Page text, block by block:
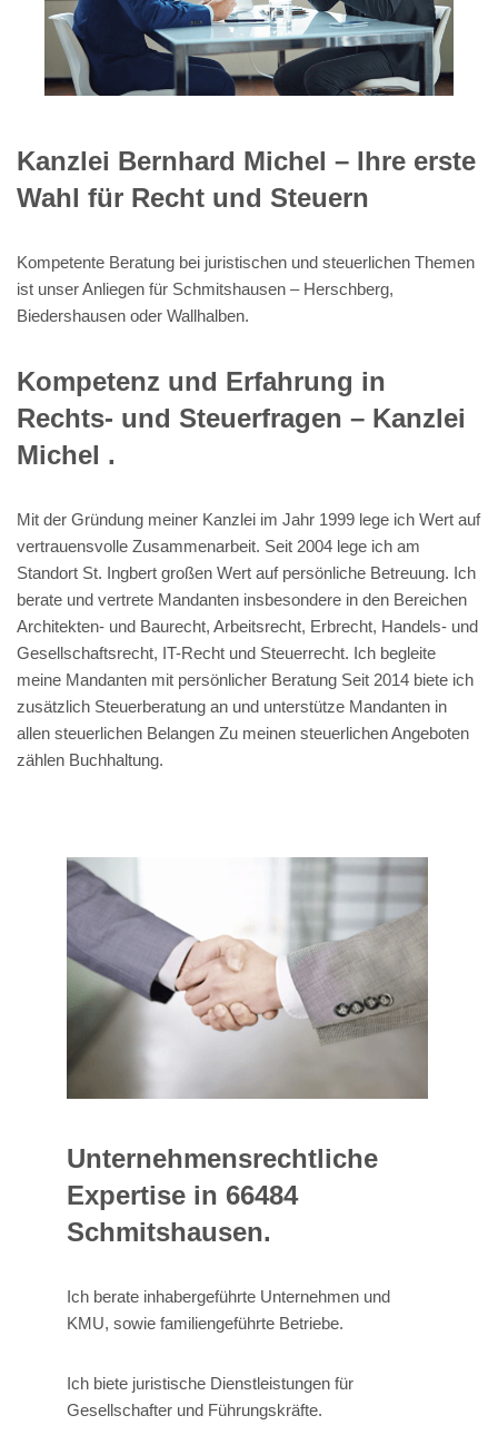
Kanzlei Bernhard Michel – Ihre erste
Wahl für Recht und Steuern
Kompetente Beratung bei juristischen und steuerlichen Themen
ist unser Anliegen für Schmitshausen – Herschberg,
Biedershausen oder Wallhalben.
Kompetenz und Erfahrung in
Rechts- und Steuerfragen – Kanzlei
Michel .
Mit der Gründung meiner Kanzlei im Jahr 1999 lege ich Wert auf
vertrauensvolle Zusammenarbeit. Seit 2004 lege ich am
Standort St. Ingbert großen Wert auf persönliche Betreuung. Ich
berate und vertrete Mandanten insbesondere in den Bereichen
Architekten- und Baurecht, Arbeitsrecht, Erbrecht, Handels- und
Gesellschaftsrecht, IT-Recht und Steuerrecht. Ich begleite
meine Mandanten mit persönlicher Beratung Seit 2014 biete ich
zusätzlich Steuerberatung an und unterstütze Mandanten in
allen steuerlichen Belangen Zu meinen steuerlichen Angeboten
zählen Buchhaltung.
Unternehmensrechtliche
Expertise in 66484
Schmitshausen.
Ich berate inhabergeführte Unternehmen und
KMU, sowie familiengeführte Betriebe.
Ich biete juristische Dienstleistungen für
Gesellschafter und Führungskräfte.